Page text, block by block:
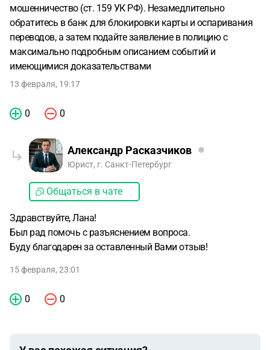
мошенничество (ст. 159 УК РФ). Незамедлительно
обратитесь в банк для блокировки карты и оспаривания
переводов, а затем подайте заявление в полицию с
максимально подробным описанием событий и
имеющимися доказательствами
13 февраля, 19:17
0 0
Александр Расказчиков
Юрист, г. Санкт-Петербург
Общаться в чате
Здравствуйте, Лана!
Был рад помочь с разъяснением вопроса.
Буду благодарен за оставленный Вами отзыв!
15 февраля, 23:01
0 0